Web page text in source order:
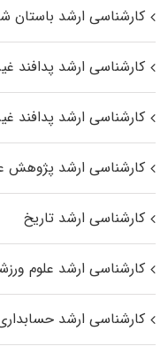
کارشناسی ارشد باستان
کارشناسی ارشد پدافند
کارشناسی ارشد پدافند
کارشناسی ارشد پژوهش
کارشناسی ارشد تاریخ
کارشناسی ارشد علوم
کارشناسی ارشد